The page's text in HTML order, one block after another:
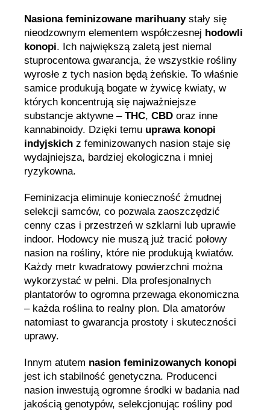
Nasiona feminizowane marihuanystały się
nieodzownym elementem współczesnej hodowli
konopi. Ich największą zaletą jest niemal
stuprocentowa gwarancja, że wszystkie rośliny
wyrosłe z tych nasion będą żeńskie. To właśnie
samice produkują bogate w żywicę kwiaty, w
których koncentrują się najważniejsze
substancje aktywne – THC, CBD oraz inne
kannabinoidy. Dzięki temu uprawa konopi
indyjskich z feminizowanych nasion staje się
wydajniejsza, bardziej ekologiczna i mniej
ryzykowna.
Feminizacja eliminuje konieczność żmudnej
selekcji samców, co pozwala zaoszczędzić
cenny czas i przestrzeń w szklarni lub uprawie
indoor. Hodowcy nie muszą już tracić połowy
nasion na rośliny, które nie produkują kwiatów.
Każdy metr kwadratowy powierzchni można
wykorzystać w pełni. Dla profesjonalnych
plantatorów to ogromna przewaga ekonomiczna
– każda roślina to realny plon. Dla amatorów
natomiast to gwarancja prostoty i skuteczności
uprawy.
Innym atutem nasion feminizowanych konopi
jest ich stabilność genetyczna. Producenci
nasion inwestują ogromne środki w badania nad
jakością genotypów, selekcjonując rośliny pod